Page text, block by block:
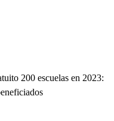
200 escuelas en 2023: